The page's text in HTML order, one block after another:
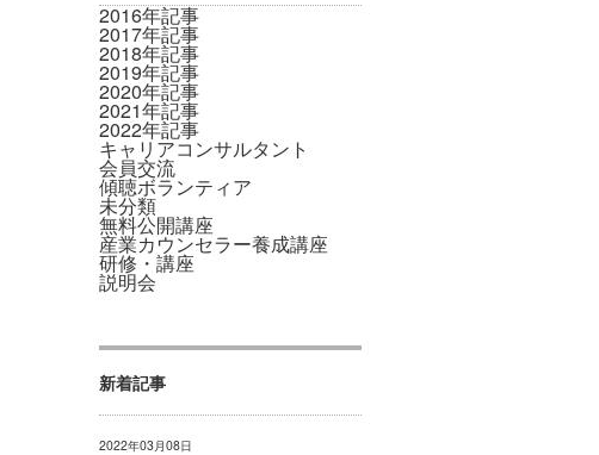
2016年記事
2017年記事
2018年記事
2019年記事
2020年記事
2021年記事
2022年記事
キャリアコンサルタント
会員交流
傾聴ボランティア
未分類
無料公開講座
産業カウンセラー養成講座
研修・講座
説明会
新着記事
2022年03月08日